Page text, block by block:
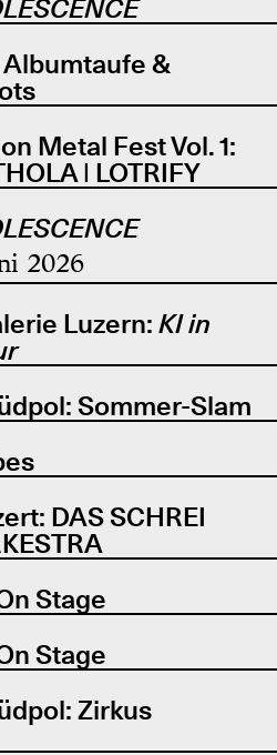
Albumtaufe &
Metal Fest Vol. 1:
| LOTRIFY
2026
Luzern: KI in
Sommer-Slam
DAS SCHREI
Stage
Stage
Zirkus